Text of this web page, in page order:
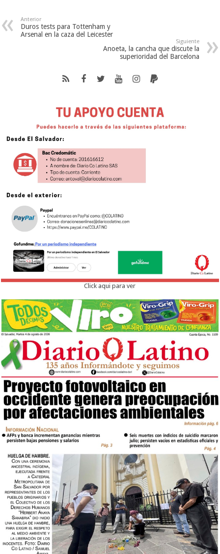
Anterior
Duros tests para Tottenham y
Arsenal en la caza del Leicester
Siguiente
Anoeta, la cancha que discute la
superioridad del Barcelona
Click aqui para ver